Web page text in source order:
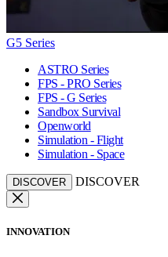
G5 Series
ASTRO Series
FPS - PRO Series
FPS - G Series
Sandbox Survival
Openworld
Simulation - Flight
Simulation - Space
DISCOVER DISCOVER
INNOVATION